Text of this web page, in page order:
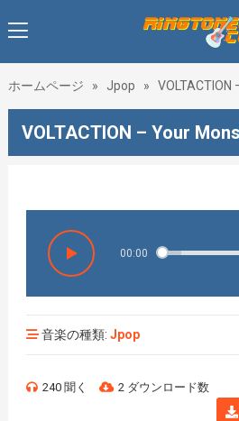
ホームページ » Jpop »
VOLTACTION – Your
00:00
音楽の種類: Jpop
240 聞く 2 ダウンロード数